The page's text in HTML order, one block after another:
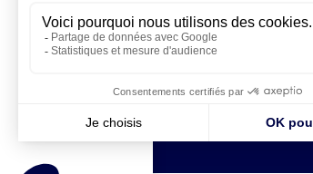
Visiter la page de